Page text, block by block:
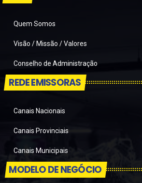
Quem Somos
Visão / Missão / Valores
Conselho de Administração
REDE EMISSORAS
Canais Nacionais
Canais Provinciais
Canais Municipais
MODELO DE NEGÓCIO